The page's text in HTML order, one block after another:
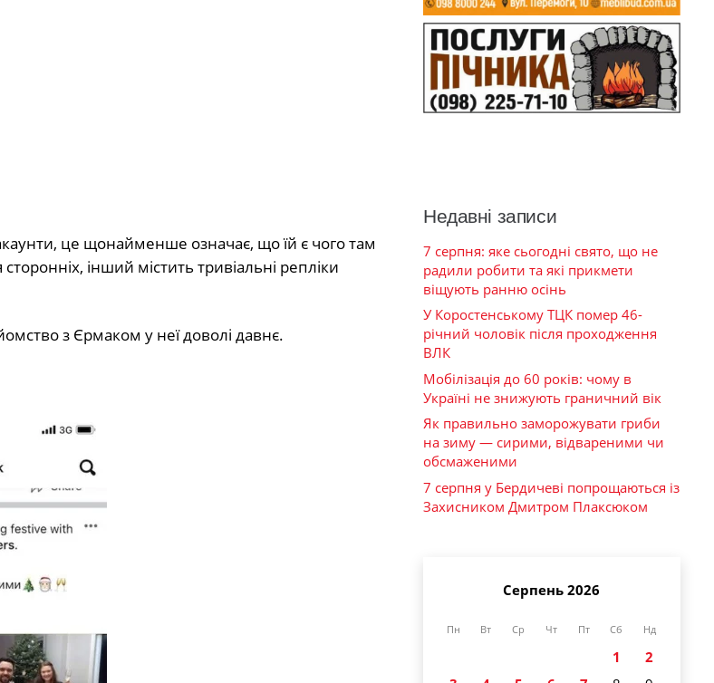
це щонайменше означає, що їй є чого там
інший містить тривіальні репліки
з Єрмаком у неї доволі давнє.
Недавні записи
7 серпня: яке сьогодні свято, що не
радили робити та які прикмети
віщують ранню осінь
У Коростенському ТЦК помер 46-
річний чоловік після проходження
ВЛК
Мобілізація до 60 років: чому в
Україні не знижують граничний вік
Як правильно заморожувати гриби
на зиму — сирими, відвареними чи
обсмаженими
7 серпня у Бердичеві попрощаються із
Захисником Дмитром Плаксюком
Серпень 2026
Пн Вт Ср Чт Пт Сб Нд
1
2